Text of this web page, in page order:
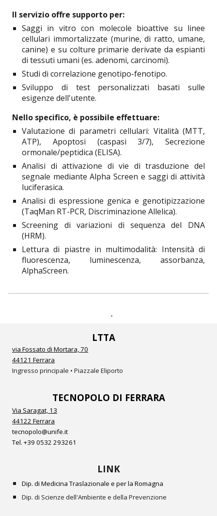
Il servizio offre supporto per:
Saggi in vitro con molecole bioattive su linee
cellulari immortalizzate (murine, di ratto, umane,
canine) e su colture primarie derivate da espianti
di tessuti umani (es. adenomi, carcinomi).
Studi di correlazione genotipo-fenotipo.
Sviluppo di test personalizzati basati sulle
esigenze dell'utente.
Nello specifico, è possibile effettuare:
Valutazione di parametri cellulari: Vitalità (MTT,
ATP), Apoptosi (caspasi 3/7), Secrezione
ormonale/peptidica (ELISA).
Analisi di attivazione di vie di trasduzione del
segnale mediante Alpha Screen e saggi di attività
luciferasica.
Analisi di espressione genica e genotipizzazione
(TaqMan RT-PCR, Discriminazione Allelica).
Screening di variazioni di sequenza del DNA
(HRM).
Lettura di piastre in multimodalità: Intensità di
fluorescenza, luminescenza, assorbanza,
AlphaScreen.
LTTA
via Fossato di Mortara, 70
44121 Ferrara
Ingresso principale • Piazzale Eliporto
TECNOPOLO DI FERRARA
Via Saragat, 13
44122 Ferrara
tecnopolo@unife.it
Tel.+39 0532293261
LINK
Dip. di Medicina Traslazionale e per la Romagna
Dip. di Scienze dell'Ambiente e della Prevenzione